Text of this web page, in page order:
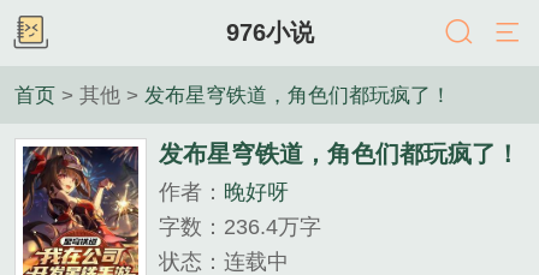
976小说
首页 > 其他 > 发布星穹铁道，角色们都玩疯了！
发布星穹铁道，角色们都玩疯了！
作者： 晚好呀
字数：236.4万字
状态：连载中